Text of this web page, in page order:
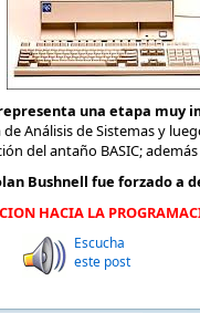
una etapa
Análisis de Sistemas y
del antaño BASIC; además
Bushnell fue forzado a
HACIA LA
Escucha
este post